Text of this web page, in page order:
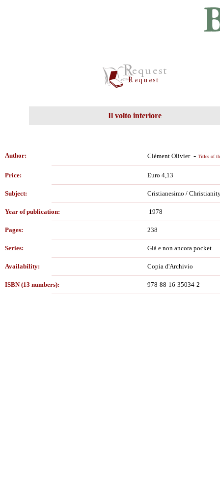
Il volto interiore
Author: Clément Olivier - Titles of
Price: Euro 4,13
Subject: Cristianesimo /
Year of publication: 1978
Pages: 238
Series: Già e non ancora pocket
Availability: Copia d'Archivio
ISBN (13 numbers): 978-88-16-35034-2